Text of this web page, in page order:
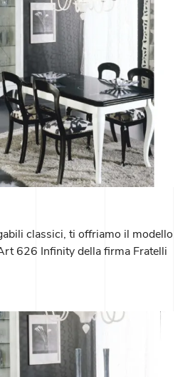
classici, ti offriamo il modello
626 Infinity della firma Fratelli